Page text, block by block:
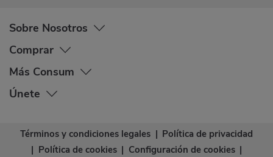
Sobre Nosotros
Comprar
Más Consum
Únete
Términos y condiciones legales | Política de privacidad
| Política de cookies | Configuración de cookies |